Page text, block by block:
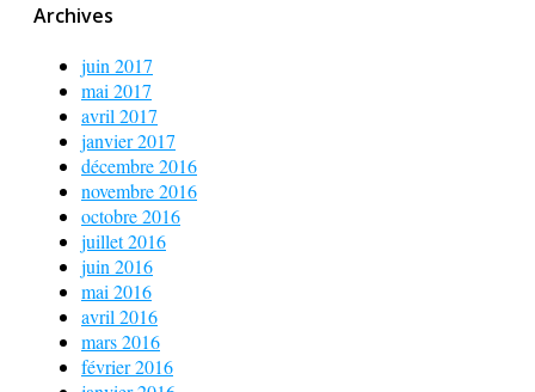
Archives
juin 2017
mai 2017
avril 2017
janvier 2017
décembre 2016
novembre 2016
octobre 2016
juillet 2016
juin 2016
mai 2016
avril 2016
mars 2016
février 2016